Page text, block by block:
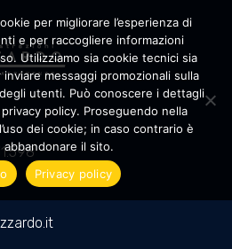
per migliorare l’esperienza di
e per raccogliere informazioni
Utilizziamo sia cookie tecnici sia
messaggi promozionali sulla
utenti. Può conoscere i dettagli
policy. Proseguendo nella
dei cookie; in caso contrario è
abbandonare il sito.
Privacy policy